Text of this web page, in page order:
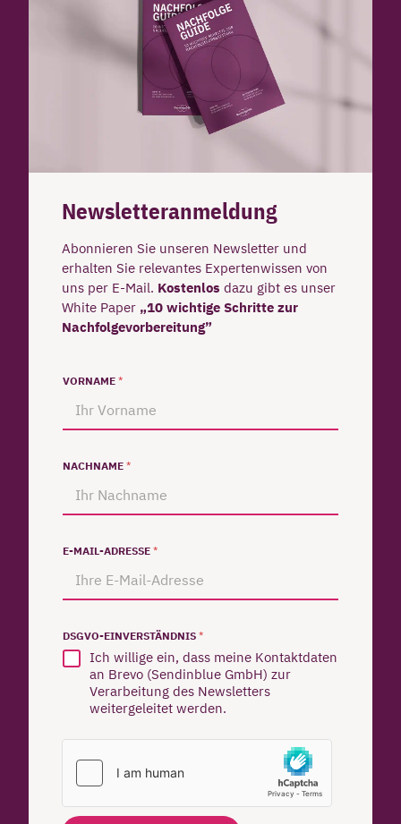
Newsletteranmeldung
Abonnieren Sie unseren Newsletter und
erhalten Sie relevantes Expertenwissen von
uns per E-Mail. Kostenlos dazu gibt es unser
White Paper „10 wichtige Schritte zur
Nachfolgevorbereitung”
VORNAME *
NACHNAME *
E-MAIL-ADRESSE *
DSGVO-EINVERSTÄNDNIS *
Ich willige ein, dass meine Kontaktdaten
an Brevo (Sendinblue GmbH) zur
Verarbeitung des Newsletters
weitergeleitet werden.